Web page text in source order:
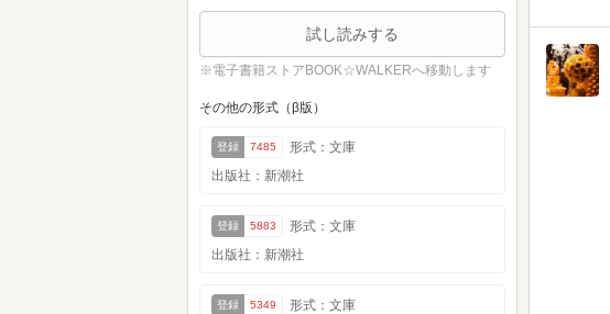
試し読みする
※電子書籍ストアBOOK☆WALKERへ移動します
その他の形式（β版）
登録 7485
形式：文庫
出版社：新潮社
登録 5883
形式：文庫
出版社：新潮社
登録 5349
形式：文庫